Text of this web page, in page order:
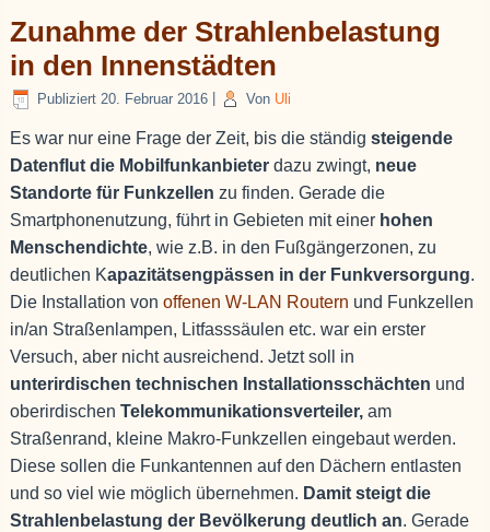
Zunahme der Strahlenbelastung
in den Innenstädten
Publiziert 20. Februar 2016 Von Uli
Es war nur eine Frage der Zeit, bis die ständigsteigende
Datenflut die Mobilfunkanbieter dazu zwingt, neue
Standorte für Funkzellen zu finden. Gerade die
Smartphonenutzung, führt in Gebieten mit einer hohen
Menschendichte, wie z.B. in den Fußgängerzonen, zu
deutlichen Kapazitätsengpässen in der Funkversorgung.
Die Installation von offenen W-LAN Routern und Funkzellen
in/an Straßenlampen, Litfasssäulen etc. war ein erster
Versuch, aber nicht ausreichend. Jetzt soll in
unterirdischen technischen Installationsschächten und
oberirdischenTelekommunikationsverteiler, am
Straßenrand, kleine Makro-Funkzellen eingebaut werden.
Diese sollen die Funkantennen auf den Dächern entlasten
und so viel wie möglich übernehmen. Damit steigt die
Strahlenbelastung der Bevölkerung deutlich an. Gerade